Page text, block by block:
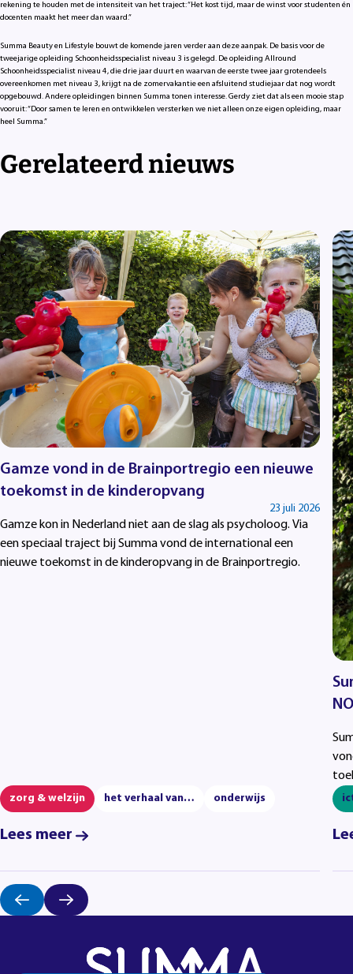
rekening te houden met de intensiteit van het traject: “Het kost tijd, maar de winst voor studenten én
docenten maakt het meer dan waard.”
Summa Beauty en Lifestyle bouwt de komende jaren verder aan deze aanpak. De basis voor de
tweejarige opleiding Schoonheidsspecialist niveau 3 is gelegd. De opleiding Allround
Schoonheidsspecialist niveau 4, die drie jaar duurt en waarvan de eerste twee jaar grotendeels
overeenkomen met niveau 3, krijgt na de zomervakantie een afsluitend studiejaar dat nog wordt
opgebouwd. Andere opleidingen binnen Summa tonen interesse. Gerdy ziet dat als een mooie stap
vooruit: “Door samen te leren en ontwikkelen versterken we niet alleen onze eigen opleiding, maar
heel Summa.”
Gerelateerd nieuws
Gamze vond in de Brainportregio een nieuwe
toekomst in de kinderopvang
23 juli 2026
Gamze kon in Nederland niet aan de slag als psycholoog. Via
een speciaal traject bij Summa vond de international een
nieuwe toekomst in de kinderopvang in de Brainportregio.
zorg & welzijn het verhaal van… onderwijs
Lees meer